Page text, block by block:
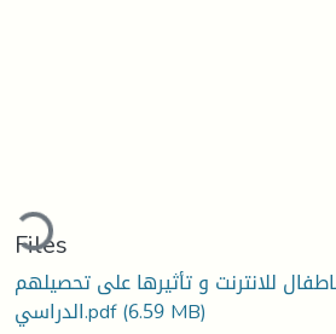
Files
للانترنت و تأثيرها على تحصيلهم
الدراسي.pdf(6.59 MB)